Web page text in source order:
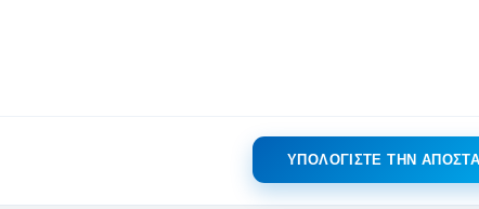
ΥΠΟΛΟΓΊΣΤΕ ΤΗΝ